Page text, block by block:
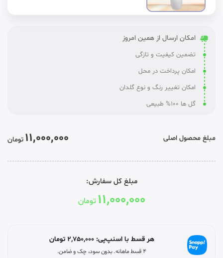
امکان ارسال از همین امروز
تضمین کیفیت و تازگی
امکان پرداخت در محل
امکان تغییر رنگ و نوع گلدان
گل ها 100% طبیعی
مبلغ محصول اصلی 11,000,000 تومان
مبلغ کل سفارش:
11,000,000 تومان
هر قسط با اسنپ‌پی:2,750,000 تومان
۴ قسط ماهانه. بدون سود، چک و ضامن.